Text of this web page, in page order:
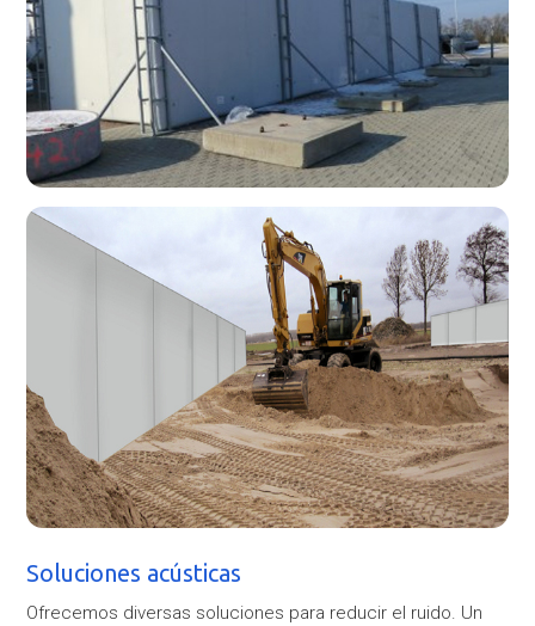
Soluciones acústicas
Ofrecemos diversas soluciones para reducir el ruido. Un